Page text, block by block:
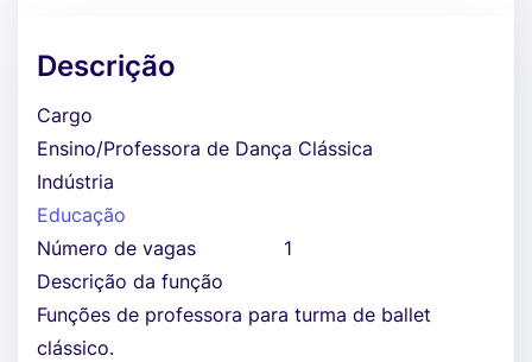
Descrição
Cargo
Ensino/Professora de Dança Clássica
Indústria
Educação
Número de vagas
1
Descrição da função
Funções de professora para turma de ballet
clássico.